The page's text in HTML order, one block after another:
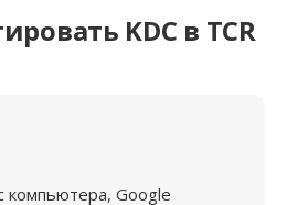
KDC в TCR
Google